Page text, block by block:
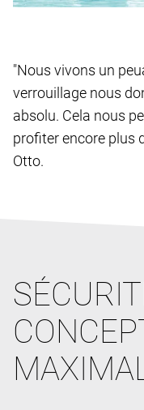
"Nous vivons un
verrouillage nous
absolu. Cela nous
profiter encore plus
Otto.